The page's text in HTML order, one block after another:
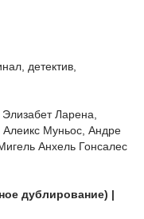
детектив,
Ларена,
Муньос, Андре
Анхель Гонсалес
дублирование) |